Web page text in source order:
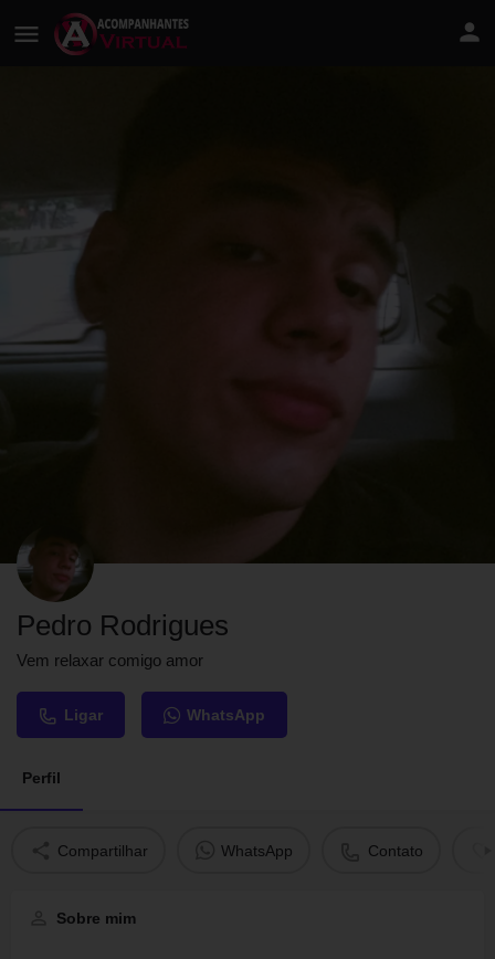
Pedro Rodrigues
Vem relaxar comigo amor
Ligar WhatsApp
Perfil
Compartilhar WhatsApp Contato
Sobre mim